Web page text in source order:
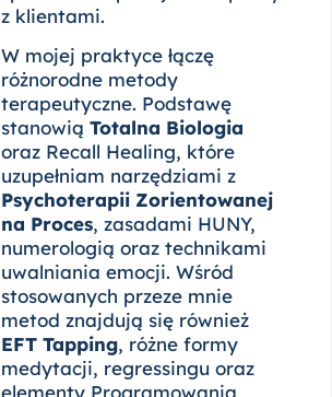
z klientami.
W mojej praktyce łączę
różnorodne metody
terapeutyczne. Podstawę
stanowią Totalna Biologia
oraz Recall Healing, które
uzupełniam narzędziami z
Psychoterapii Zorientowanej
na Proces, zasadami HUNY,
numerologią oraz technikami
uwalniania emocji. Wśród
stosowanych przeze mnie
metod znajdują się również
EFT Tapping, różne formy
medytacji, regressingu oraz
elementy Programowania